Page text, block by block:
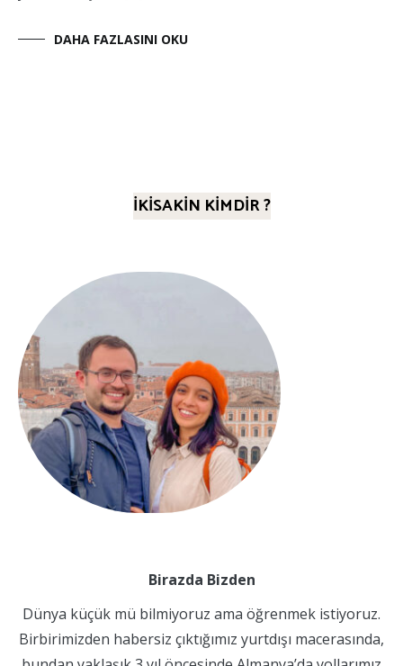
DAHA FAZLASINI OKU
İKİSAKİN KİMDİR ?
Birazda Bizden
Dünya küçük mü bilmiyoruz ama öğrenmek istiyoruz.
Birbirimizden habersiz çıktığımız yurtdışı macerasında,